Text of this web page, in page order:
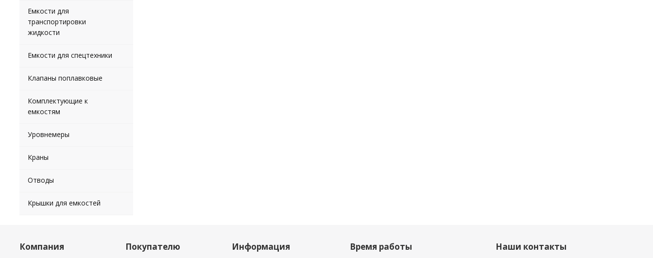
Емкости для
транспортировки
жидкости
Емкости для спецтехники
Клапаны поплавковые
Комплектующие к
емкостям
Уровнемеры
Краны
Отводы
Крышки для емкостей
Компания Покупателю Информация Время работы
Наши контакты